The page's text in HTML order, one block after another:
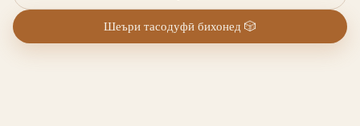
Шеъри тасодуфӣ бихонед 🎲